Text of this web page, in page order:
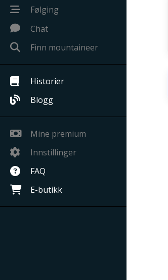
Følging
Chat
Finn mountaineer
Historier
Blogg
Mine premium
Innstillinger
FAQ
E-butikk